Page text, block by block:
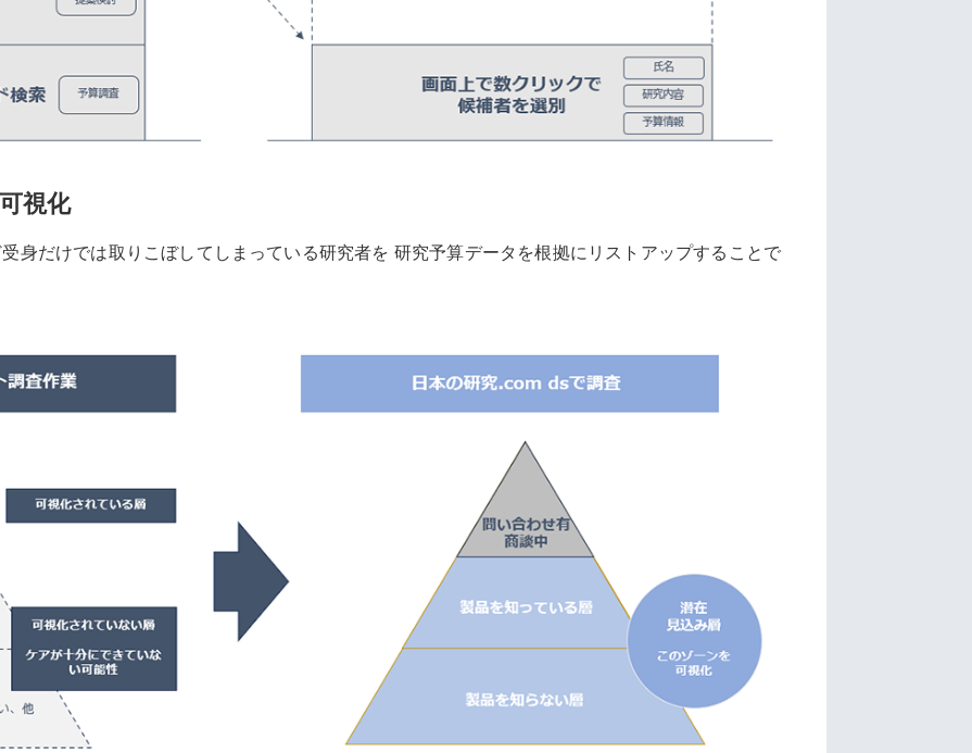
視化
身だけでは取りこぼしてしまっている研究者を 研究予算データを根拠にリストアップすることで